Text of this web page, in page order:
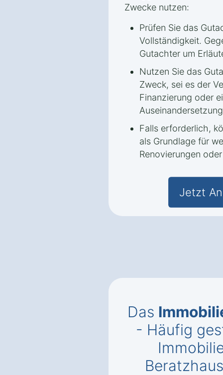
Zwecke nutzen:
Prüfen Sie das
Vollständigkeit.
Gutachter um
Nutzen Sie das
Zweck, sei es der
Finanzierung oder
Falls erforderlich,
als Grundlage für
Renovierungen
Jetzt
Das
- Häufig